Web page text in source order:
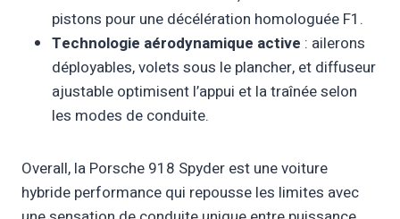
pistons pour une décélération homologuée F1.
Technologie aérodynamique active : ailerons
déployables, volets sous le plancher, et diffuseur
ajustable optimisent l’appui et la traînée selon
les modes de conduite.
Overall, la Porsche 918 Spyder est une voiture
hybride performance qui repousse les limites avec